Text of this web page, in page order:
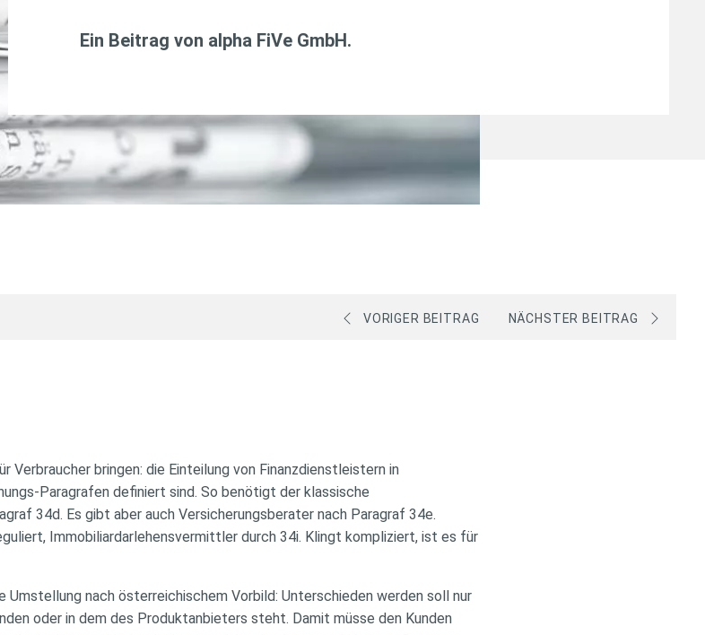
Ein Beitrag von alpha FiVe GmbH.
VORIGER BEITRAG NÄCHSTER BEITRAG
bringen: die Einteilung von Finanzdienstleistern in
Paragrafen definiert sind. So benötigt der klassische
34d. Es gibt aber auch Versicherungsberater nach Paragraf 34e.
Immobiliardarlehensvermittler durch 34i. Klingt kompliziert, ist es für
nach österreichischem Vorbild: Unterschieden werden soll nur
oder in dem des Produktanbieters steht. Damit müsse den Kunden